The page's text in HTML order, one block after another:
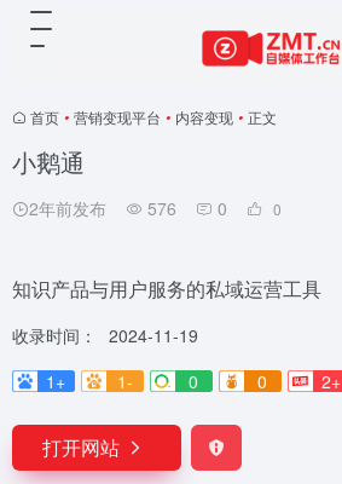
首页 • 营销变现平台 • 内容变现 • 正文
小鹅通
2年前发布 576 0 0
知识产品与用户服务的私域运营工具
收录时间：
2024-11-19
1+
1- 0 0 2+
打开网站